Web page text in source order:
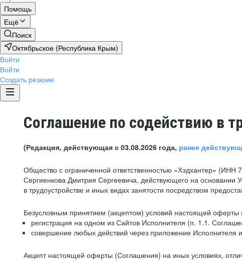
Помощь
Ещё
Поиск
Октябрьское (Республика Крым)
Войти
Войти
Создать резюме
Соглашение по содействию в
(Редакция, действующая с 03.08.2026 года, ранее
Общество с ограниченной ответственностью «Хэдхантер»
Сергиенкова Дмитрия Сергеевича, действующего на
в трудоустройстве и иных видах занятости посредством
Безусловным принятием (акцептом) условий настоящей
регистрация на одном из Сайтов Исполнителя (п. 1.1.
совершение любых действий через приложение Исполнителя
Акцепт настоящей оферты (Соглашения) на иных условиях,